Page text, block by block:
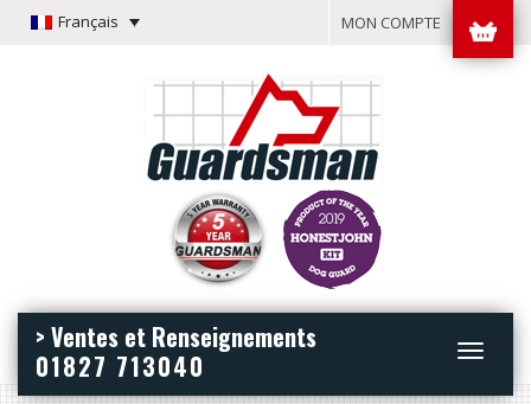
Français MON COMPTE
Toggle
> Ventes et Renseignements
01827 713040